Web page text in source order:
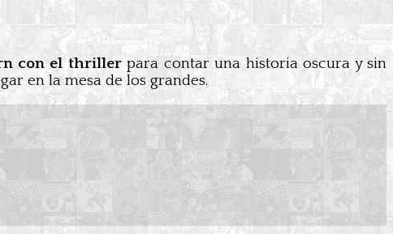
con el thrillerpara contar una historia oscura y sin
en la mesa de los grandes.